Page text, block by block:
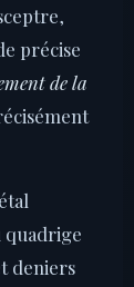
précise
de la
quadrige
deniers